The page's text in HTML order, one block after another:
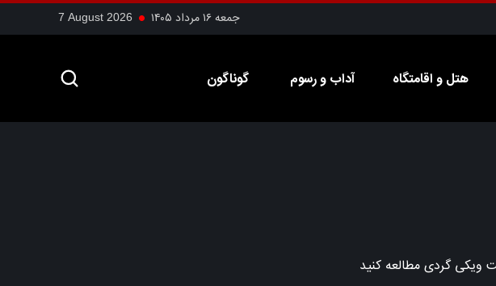
جمعه ۱۶ مرداد ۱۴۰۵ 7 August 2026
هتل و اقامتگاه آداب و رسوم گوناگون